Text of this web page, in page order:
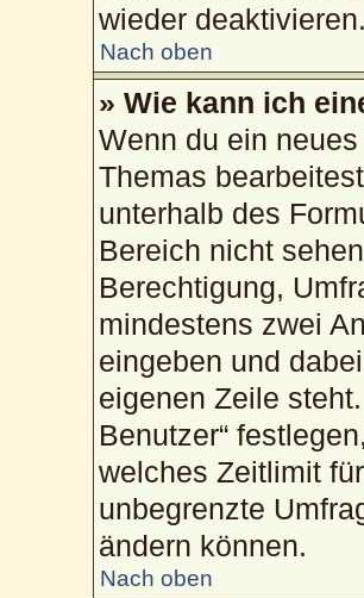
wieder deaktivieren.
Nach oben
» Wie kann ich
Wenn du ein
Themas
unterhalb des
Bereich nicht
Berechtigung,
mindestens zwei
eingeben und
eigenen Zeile
Benutzer“
welches Zeitlimit
unbegrenzte
ändern können.
Nach oben